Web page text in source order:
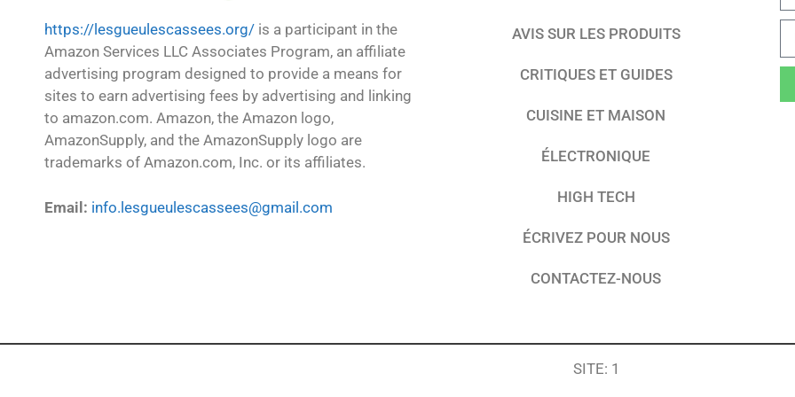
https://lesgueulescassees.org/ is a participant in the
Amazon Services LLC Associates Program, an affiliate
advertising program designed to provide a means for
sites to earn advertising fees by advertising and linking
to amazon.com. Amazon, the Amazon logo,
AmazonSupply, and the AmazonSupply logo are
trademarks of Amazon.com, Inc. or its affiliates.
Email: info.lesgueulescassees@gmail.com
AVIS SUR LES PRODUITS
CRITIQUES ET GUIDES
CUISINE ET MAISON
ÉLECTRONIQUE
HIGH TECH
ÉCRIVEZ POUR NOUS
CONTACTEZ-NOUS
SITE: 1